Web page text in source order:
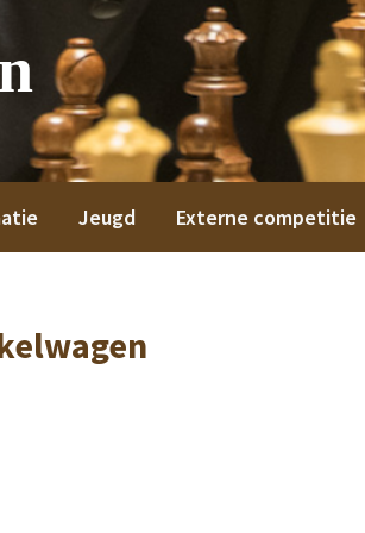
Jeugd Externe competitie